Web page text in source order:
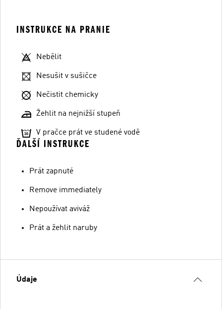
INSTRUKCE NA PRANIE
Nebělit
Nesušit v sušičce
Nečistit chemicky
Žehlit na nejnižší stupeň
V pračce prát ve studené vodě
ĎALŠÍ INSTRUKCE
Prát zapnuté
Remove immediately
Nepoužívat aviváž
Prát a žehlit naruby
Údaje